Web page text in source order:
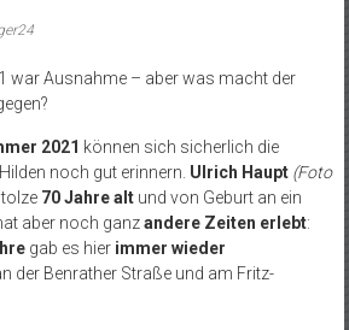
war Ausnahme – aber was macht der
2021 können sich sicherlich die
noch gut erinnern. Ulrich Haupt (Foto
70 Jahre altund von Geburt an ein
aber noch ganzandere Zeiten erlebt:
gab es hier immer wieder
der Benrather Straße und am Fritz-